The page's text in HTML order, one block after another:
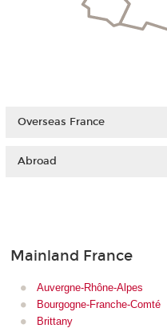
Overseas France
New Caledonia
French Polynesia
Abroad
Madagascar
Mainland France
Auvergne-Rhône-Alpes
Bourgogne-Franche-Comté
Brittany